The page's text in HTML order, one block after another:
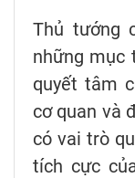
Thủ tướng
những mục
quyết tâm
cơ quan và
có vai trò
tích cực